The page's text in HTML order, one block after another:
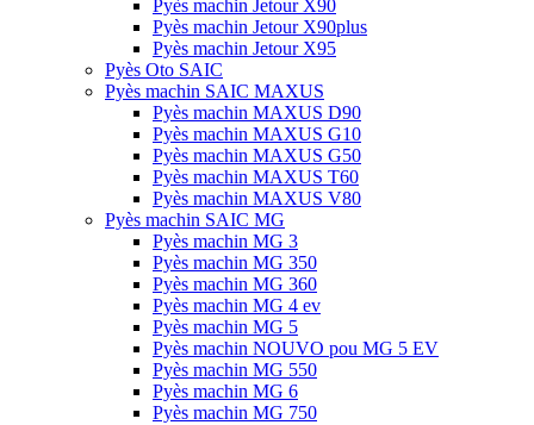
Pyès machin Jetour X90
Pyès machin Jetour X90plus
Pyès machin Jetour X95
Pyès Oto SAIC
Pyès machin SAIC MAXUS
Pyès machin MAXUS D90
Pyès machin MAXUS G10
Pyès machin MAXUS G50
Pyès machin MAXUS T60
Pyès machin MAXUS V80
Pyès machin SAIC MG
Pyès machin MG 3
Pyès machin MG 350
Pyès machin MG 360
Pyès machin MG 4 ev
Pyès machin MG 5
Pyès machin NOUVO pou MG 5 EV
Pyès machin MG 550
Pyès machin MG 6
Pyès machin MG 750